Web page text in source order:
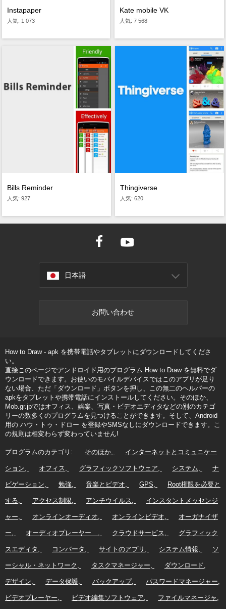
Instapaper
人気: 1 073
Kate mobile VK
人気: 7 568
Bills Reminder
人気: 927
Thingiverse
人気: 620
日本語
お問い合わせ
How to Draw - apk を携帯電話やタブレットにダウンロードしてくださ
い。
直接このページでアンドロイド用のプログラム How to Draw を無料でダ
ウンロードできます。お使いのモバイルデバイスではこのアプリが足り
ない場合、ただ「ダウンロード」ボタンを押し、この無二のヘルパーの
apkをタブレットや携帯電話にインストールしてください。そのほか、
Mob.gr.jpではオフィス、娯楽、写真・ビデオエディタなどの別のカテゴ
リーの数多くのプログラムを見つけることができます。そして、Android
用の ハウ・トゥ・ドロー を登録やSMSなしにダウンロードできます。こ
の規則は相変わらず変わっていません!
プログラムのカテゴリ: そのほか インターネットとコミュニケー
ション オフィス グラフィックソフトウェア システム ナ
ビゲーション 勉強 音楽とビデオ GPS Root権限を必要と
する アクセス制限 アンチウイルス インスタントメッセンジ
ャー オンラインオーディオ オンラインビデオ オーガナイザ
ー オーディオプレーヤー クラウドサービス グラフィック
スエディタ コンバータ サイトのアプリ システム情報 ソ
ーシャル・ネットワーク タスクマネージャー ダウンロード
デザイン データ保護 バックアップ パスワードマネージャー
ビデオプレーヤー ビデオ編集ソフトウェア ファイルマネージャ